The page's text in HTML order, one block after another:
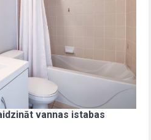
vannas istabas